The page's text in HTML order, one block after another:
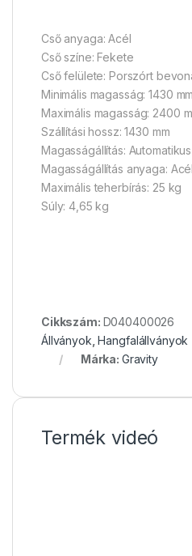
Cső anyaga: Acél
Cső színe: Fekete
Cső felülete: Porszórt
Minimális magasság: 1430 mm
Maximális magasság: 2400
Szállítási hossz: 1430 mm
Magasságállítás:
Magasságállítás anyaga: Acél
Maximális teherbírás: 25 kg
Súly: 4,65 kg
Cikkszám: D040400026
Állványok ,Hangfalállványok
Márka: Gravity
Termék videó